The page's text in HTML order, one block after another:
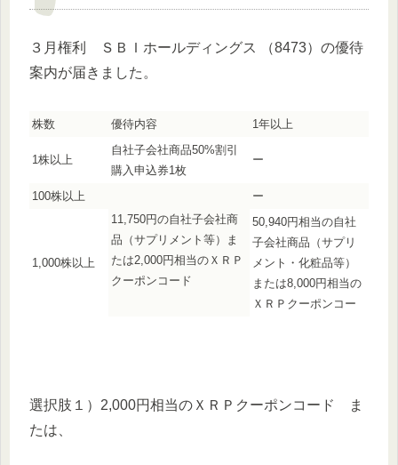
３月権利 ＳＢＩホールディングス （8473）の優待
案内が届きました。
株数 優待内容 1年以上
1株以上
自社子会社商品50%割引
購入申込券1枚
ー
100株以上
11,750円の自社子会社商
品（サプリメント等）ま
たは2,000円相当のＸＲＰ
クーポンコード
ー
1,000株以上
50,940円相当の自社
子会社商品（サプリ
メント・化粧品等）
または8,000円相当の
ＸＲＰクーポンコー
選択肢１）2,000円相当のＸＲＰクーポンコード ま
たは、